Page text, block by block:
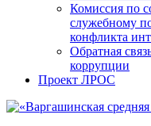
Комиссия по
служебному
конфликта
Обратная
коррупции
Проект ЛРОС